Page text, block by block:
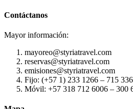
Contáctanos
Mayor información:
mayoreo@styriatravel.com
reservas@styriatravel.com
emisiones@styriatravel.com
Fijo: (+57 1) 233 1266 – 715
Móvil: +57 318 712 6006 – 300